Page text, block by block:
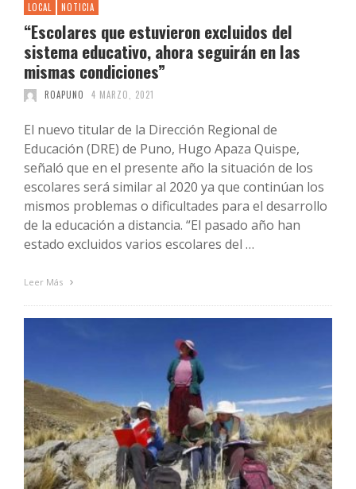
LOCAL NOTICIA
“Escolares que estuvieron excluidos del
sistema educativo, ahora seguirán en las
mismas condiciones”
ROAPUNO 4 MARZO, 2021
El nuevo titular de la Dirección Regional de
Educación (DRE) de Puno, Hugo Apaza Quispe,
señaló que en el presente año la situación de los
escolares será similar al 2020 ya que continúan los
mismos problemas o dificultades para el desarrollo
de la educación a distancia. “El pasado año han
estado excluidos varios escolares del …
Leer Más